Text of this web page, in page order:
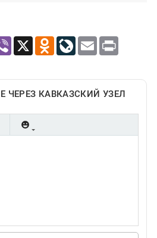
Viber X Odnoklassniki
LiveJournal
Email Print
ЧЕРЕЗ КАВКАЗСКИЙ УЗЕЛ